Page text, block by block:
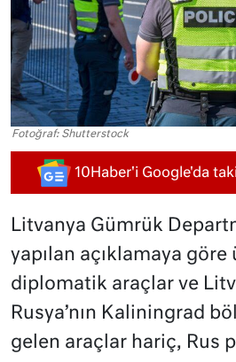
Fotoğraf: Shutterstock
10Haber'i Google'da
Litvanya Gümrük
yapılan açıklamaya göre
diplomatik araçlar ve
Rusya’nın Kaliningrad
gelen araçlar hariç, Rus